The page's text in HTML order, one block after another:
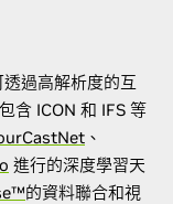
過高解析度的互
含 ICON 和 IFS 等
、
進行的深度學習天
的資料聯合和視